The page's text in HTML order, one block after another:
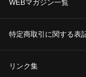
WEBマガジン一覧
特定商取引に関する表
リンク集